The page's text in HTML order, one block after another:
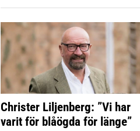
Christer Liljenberg: ”Vi har
varit för blåögda för länge”